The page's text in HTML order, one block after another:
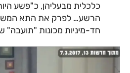
כלכלית מבעליהן, כ"פשע
הרשע… לפרק את התא
חד-מיניות מכונות "תועבה"